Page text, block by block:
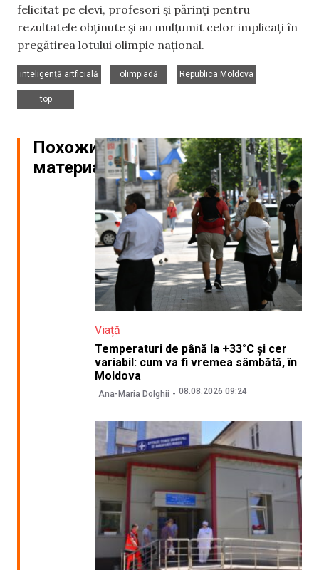
felicitat pe elevi, profesori și părinți pentru
rezultatele obținute și au mulțumit celor implicați în
pregătirea lotului olimpic național.
inteligență artficială
olimpiadă
Republica Moldova
top
Похожие
материалы
Viață
Temperaturi de până la +33°C și cer
variabil: cum va fi vremea sâmbătă, în
Moldova
Ana-Maria Dolghii 08.08.2026 09:24